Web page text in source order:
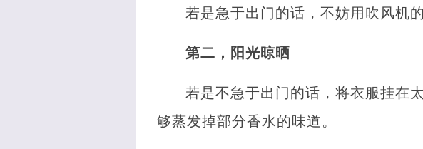
若是急于出门的话，不妨用吹风机
第二，阳光晾晒
若是不急于出门的话，将衣服挂在
够蒸发掉部分香水的味道。